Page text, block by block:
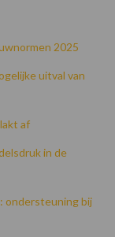
2025
uitval van
af
in de
ondersteuning bij